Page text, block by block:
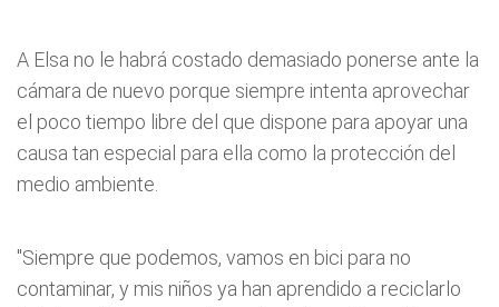
A Elsa no le habrá costado demasiado ponerse ante la
cámara de nuevo porque siempre intenta aprovechar
el poco tiempo libre del que dispone para apoyar una
causa tan especial para ella como la protección del
medio ambiente.
"Siempre que podemos, vamos en bici para no
contaminar, y mis niños ya han aprendido a reciclarlo